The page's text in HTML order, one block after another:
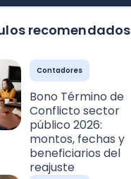
recomendados
Contadores
Bono Término de
Conflicto sector
público 2026:
montos, fechas y
beneficiarios del
reajuste